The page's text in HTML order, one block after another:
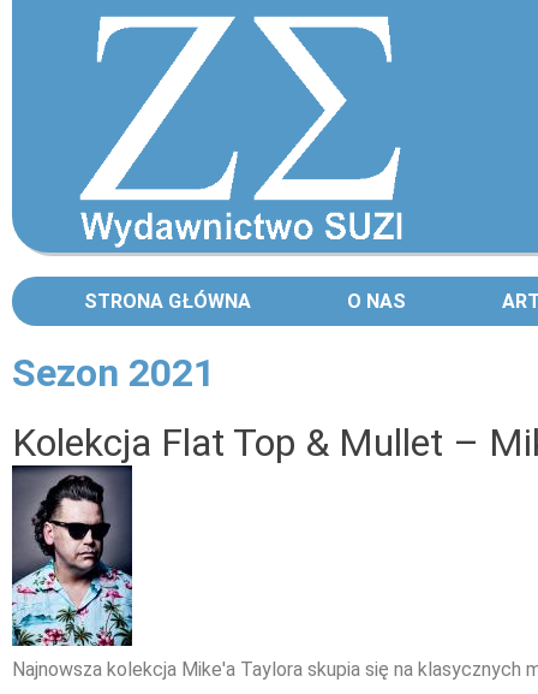
STRONA GŁÓWNA O NAS
Sezon 2021
Kolekcja Flat Top & Mullet –
Najnowsza kolekcja Mike'a Taylora skupia się na klasycznych